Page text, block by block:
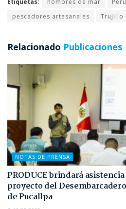
pescadores artesanales
Trujillo
Relacionado Publicaciones
NOTAS DE PRENSA
PRODUCE brindará
proyecto del
de Pucallpa